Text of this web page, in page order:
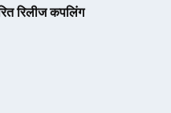
रिलीज कपलिंग